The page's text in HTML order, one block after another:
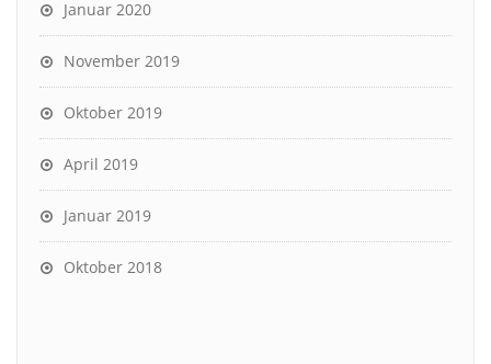
Januar 2020
November 2019
Oktober 2019
April 2019
Januar 2019
Oktober 2018